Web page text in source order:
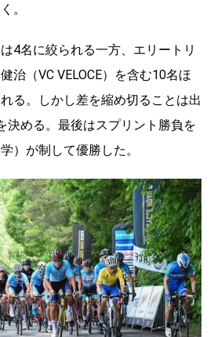
。
4名に絞られる一方、エリートリ
治（VC VELOCE）を含む10名ほ
る。しかし差を縮め切ることは出
決める。最後はスプリント勝負を
）が制して優勝した。